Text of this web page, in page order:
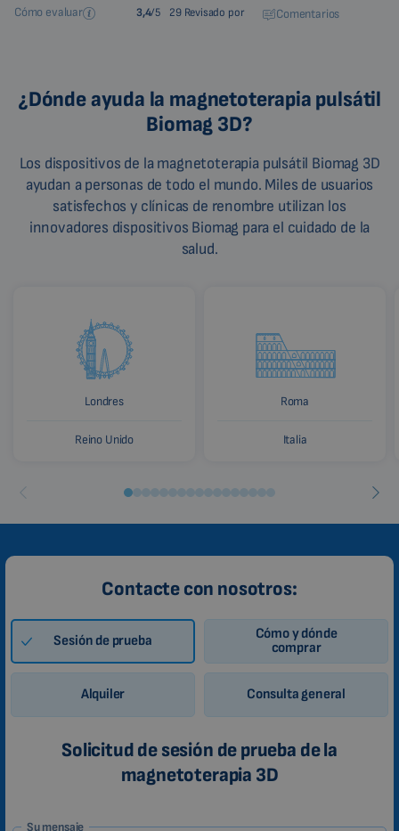
Cómo evaluar
3,4/5 29 Revisado por
Comentarios
¿Dónde ayuda la magnetoterapia pulsátil
Biomag 3D?
Los dispositivos de la magnetoterapia pulsátil Biomag 3D
ayudan a personas de todo el mundo. Miles de usuarios
satisfechos y clínicas de renombre utilizan los
innovadores dispositivos Biomag para el cuidado de la
salud.
Londres
Reino Unido
Roma
Italia
Contacte con nosotros:
Sesión de prueba
Cómo y dónde
comprar
Alquiler Consulta general
Solicitud de sesión de prueba de la
magnetoterapia 3D
1-Su mensaje